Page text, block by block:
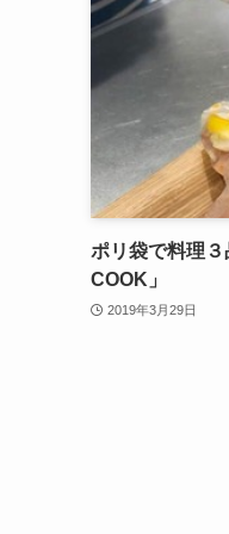
ポリ袋で料理
COOK」
2019年3月29日